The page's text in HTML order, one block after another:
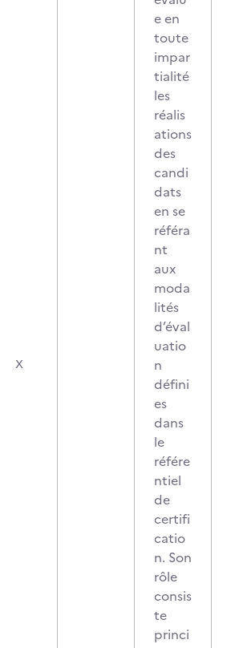
X
e en
toute
impar
tialité
les
réalis
ations
des
candi
dats
en se
référa
nt
aux
moda
lités
d’éval
uatio
n
défini
es
dans
le
référe
ntiel
de
certifi
catio
n. Son
rôle
consis
te
princi